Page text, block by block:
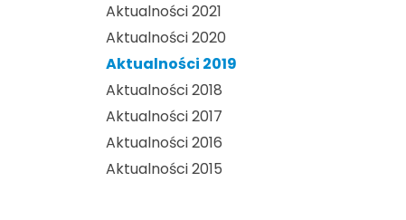
Aktualności 2021
Aktualności 2020
Aktualności 2019
Aktualności 2018
Aktualności 2017
Aktualności 2016
Aktualności 2015